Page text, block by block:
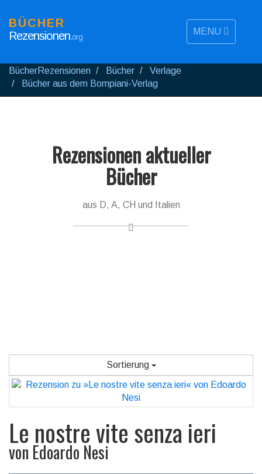
MENU
BÜCHER
Rezensionen.org
BücherRezensionen Bücher
Verlage
Bücher aus dem Bompiani-Verlag
Rezensionen aktueller
Bücher
aus D, A, CH und Italien
Sortierung
Le nostre vite senza ieri
von Edoardo Nesi